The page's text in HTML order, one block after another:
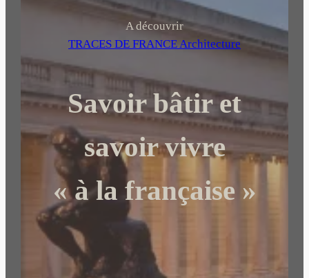
r
c
h
r
A découvrir
TRACES DE FRANCE Architecture
Savoir bâtir et
savoir vivre
« à la française »